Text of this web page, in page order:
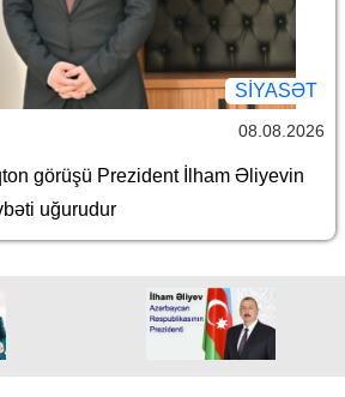
SİYASƏT
08.08.2026
görüşü Prezident İlham Əliyevin
uğurudur